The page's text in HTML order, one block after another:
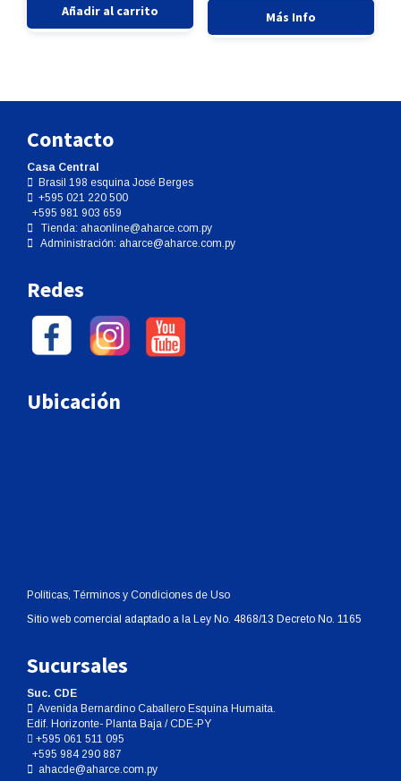
METALICO/EMPOWER
ROTH
cantidad
Añadir al carrito Más Info
Contacto
Casa Central
Brasil 198 esquina José Berges
+595 021 220 500
+595 981 903 659
Tienda: ahaonline@aharce.com.py
Administración: aharce@aharce.com.py
Redes
Ubicación
Políticas, Términos y Condiciones de Uso
Sitio web comercial adaptado a la Ley No. 4868/13 Decreto No. 1165
Sucursales
Suc. CDE
Avenida Bernardino Caballero Esquina Humaita.
Edif. Horizonte- Planta Baja / CDE-PY
+595 061 511 095
+595 984 290 887
ahacde@aharce.com.py